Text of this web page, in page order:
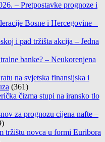
– Pretpostavke prognoze i
Bosne i Hercegovine –
i pad tržišta akcija – Jedna
banke? – Neukorenjena
na svjetska finansijska i
(361)
čizma stupi na iransko tlo
za prognozu cijena nafte –
tržištu novca u formi Euribora